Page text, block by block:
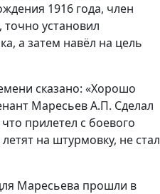
1916 года, член
установил
а затем навёл на цель
сказано: «Хорошо
Маресьев А.П. Сделал
прилетел с боевого
на штурмовку, не стал
Маресьева прошли в